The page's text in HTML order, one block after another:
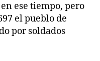
ese tiempo, pero
el pueblo de
por soldados